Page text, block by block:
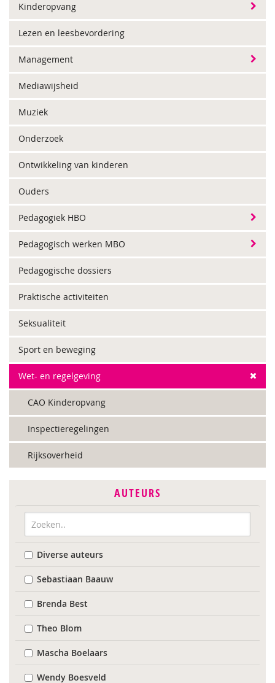
Kinderopvang
Lezen en leesbevordering
Management
Mediawijsheid
Muziek
Onderzoek
Ontwikkeling van kinderen
Ouders
Pedagogiek HBO
Pedagogisch werken MBO
Pedagogische dossiers
Praktische activiteiten
Seksualiteit
Sport en beweging
Wet- en regelgeving
CAO Kinderopvang
Inspectieregelingen
Rijksoverheid
AUTEURS
Diverse auteurs
Sebastiaan Baauw
Brenda Best
Theo Blom
Mascha Boelaars
Wendy Boesveld